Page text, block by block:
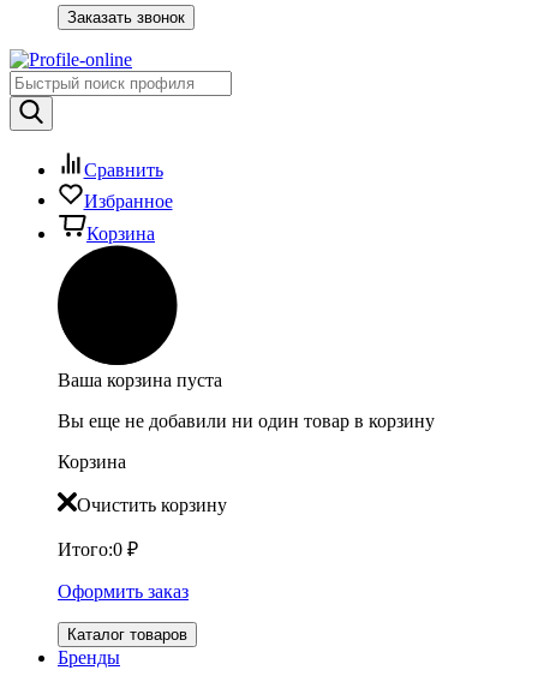
Заказать звонок
Сравнить
Избранное
Корзина
Ваша корзина пуста
Вы еще не добавили ни один товар в корзину
Корзина
Очистить корзину
Итого:0 ₽
Оформить заказ
Каталог товаров
Бренды